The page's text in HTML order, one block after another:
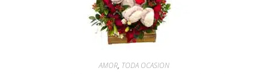
AMOR, TODA OCASION